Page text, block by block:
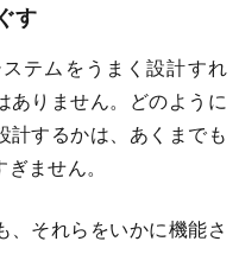
す
テムをうまく設計すれ
ありません。どのように
計するかは、あくまでも
ません。
それらをいかに機能さ